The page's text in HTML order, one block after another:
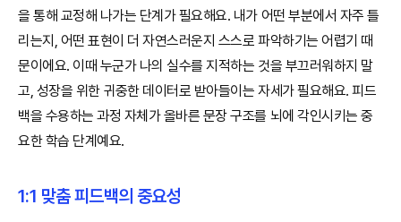
을 통해 교정해 나가는 단계가 필요해요. 내가 어떤 부분에서 자주 틀
리는지, 어떤 표현이 더 자연스러운지 스스로 파악하기는 어렵기 때
문이에요. 이때 누군가 나의 실수를 지적하는 것을 부끄러워하지 말
고, 성장을 위한 귀중한 데이터로 받아들이는 자세가 필요해요. 피드
백을 수용하는 과정 자체가 올바른 문장 구조를 뇌에 각인시키는 중
요한 학습 단계예요.
1:1 맞춤 피드백의 중요성